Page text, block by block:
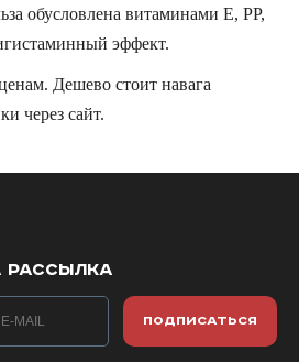
обусловлена витаминами Е, РР,
эффект.
Дешево стоит навага
через сайт.
РАССЫЛКА
ПОДПИСАТЬСЯ